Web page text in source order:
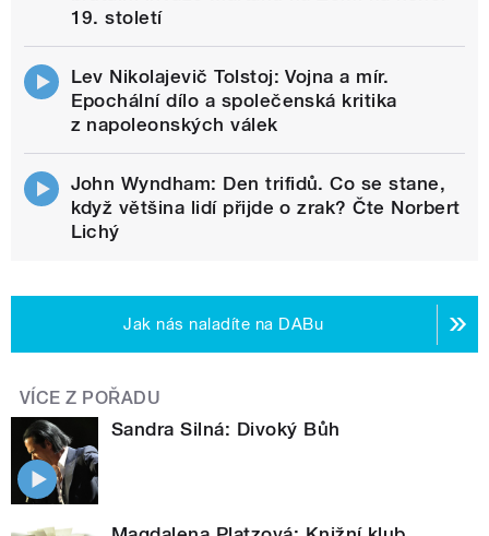
19. století
Lev Nikolajevič Tolstoj: Vojna a mír.
Epochální dílo a společenská kritika
z napoleonských válek
John Wyndham: Den trifidů. Co se stane,
když většina lidí přijde o zrak? Čte Norbert
Lichý
Jak nás naladíte na DABu
VÍCE Z POŘADU
Sandra Silná: Divoký Bůh